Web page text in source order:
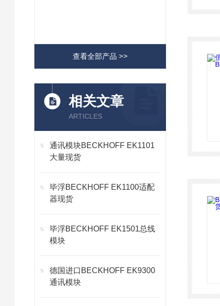
查看全部产品 >>
相关文章
ARTICLES
通讯模块BECKHOFF EK1101
大量现货
毕浮BECKHOFF EK1100适配
器现货
毕浮BECKHOFF EK1501总线
模块
德国进口BECKHOFF EK9300
通讯模块